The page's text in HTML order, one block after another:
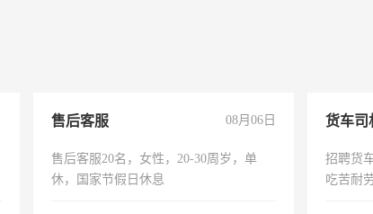
售后客服 08月06日
售后客服20名，女性，20-30周岁，单
休，国家节假日休息
货车司
招聘货
吃苦耐